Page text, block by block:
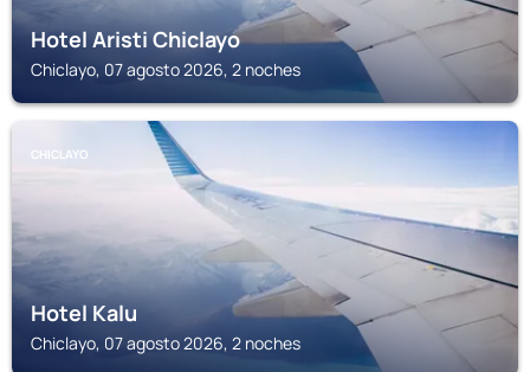
Hotel Aristi Chiclayo
Chiclayo, 07 agosto 2026, 2 noches
CHICLAYO
Hotel Kalu
Chiclayo, 07 agosto 2026, 2 noches